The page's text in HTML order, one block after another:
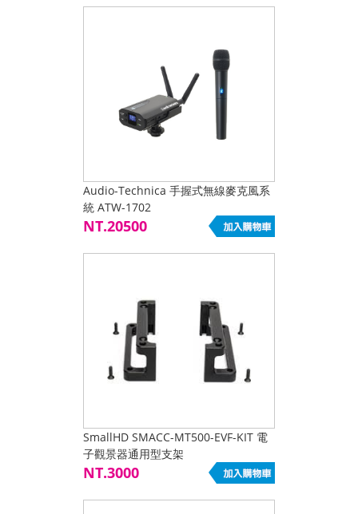
Audio-Technica 手握式無線麥克風系
統 ATW-1702
NT.20500
SmallHD SMACC-MT500-EVF-KIT 電
子觀景器通用型支架
NT.3000